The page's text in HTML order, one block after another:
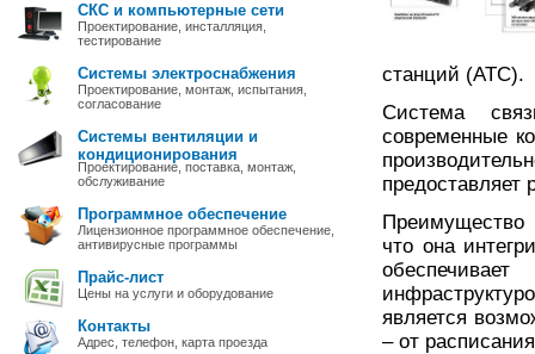
СКС и компьютерные сети
Проектирование, инсталляция,
тестирование
Системы электроснабжения
Проектирование, монтаж, испытания,
согласование
Системы вентиляции и
кондиционирования
Проектирование, поставка, монтаж,
обслуживание
Программное обеспечение
Лицензионное программное обеспечение,
антивирусные программы
Прайс-лист
Цены на услуги и оборудование
Контакты
Адрес, телефон, карта проезда
станций (АТС).
Система
современные
предоставляет
Преимущество
что она
является
– от